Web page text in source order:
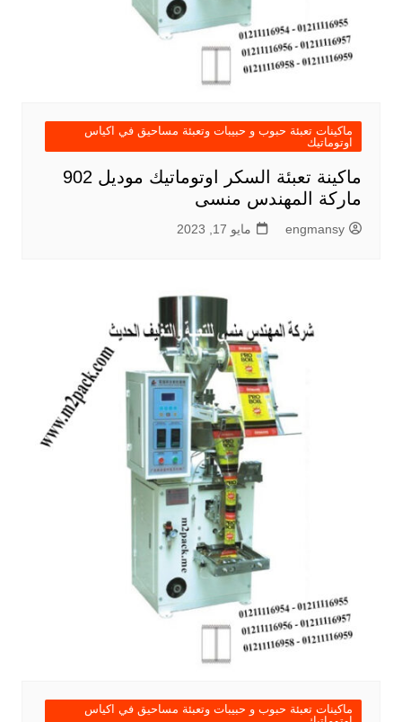
ماكينات تعبئة حبوب و حبيبات وتعبئة مساحيق في اكياس
اوتوماتيك
ماكينة تعبئة السكر اوتوماتيك موديل 902
ماركة المهندس منسى
engmansy مايو 17, 2023
ماكينات تعبئة حبوب و حبيبات وتعبئة مساحيق في اكياس